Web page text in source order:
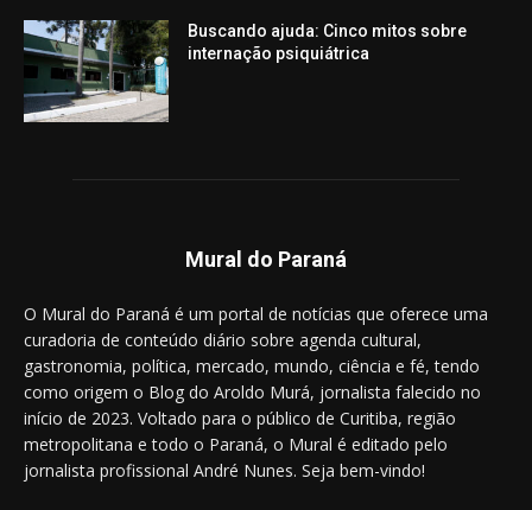
Buscando ajuda: Cinco mitos sobre
internação psiquiátrica
Mural do Paraná
O Mural do Paraná é um portal de notícias que oferece uma
curadoria de conteúdo diário sobre agenda cultural,
gastronomia, política, mercado, mundo, ciência e fé, tendo
como origem o Blog do Aroldo Murá, jornalista falecido no
início de 2023. Voltado para o público de Curitiba, região
metropolitana e todo o Paraná, o Mural é editado pelo
jornalista profissional André Nunes. Seja bem-vindo!